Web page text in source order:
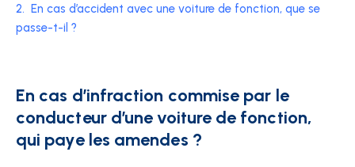
2. En cas d’accident avec une voiture de fonction, que se
passe-t-il ?
En cas d’infraction commise par le
conducteur d’une voiture de fonction,
qui paye les amendes ?